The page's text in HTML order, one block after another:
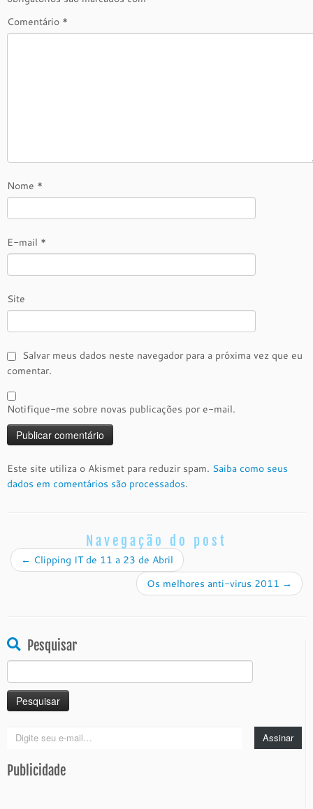
Comentário *
Nome *
E-mail *
Site
Salvar meus dados neste navegador para a próxima vez que eu
comentar.
Notifique-me sobre novas publicações por e-mail.
Este site utiliza o Akismet para reduzir spam. Saiba como seus
dados em comentários são processados.
Navegação do post
← Clipping IT de 11 a 23 de Abril
Os melhores anti-virus 2011 →
Pesquisar
por:
Digite
e-
mail…
Assinar
Publicidade